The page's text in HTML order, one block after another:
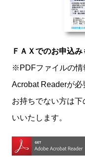
ＦＡＸでのお申込み
※PDFファイルの情
Acrobat Readerが必
お持ちでない方は
いいたします。